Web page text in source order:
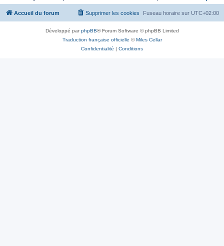
Accueil du forum Fuseau horaire sur UTC+02:00
Supprimer les cookies
Développé parphpBB® Forum Software © phpBB Limited
Traduction française officielle ©Miles Cellar
Confidentialité | Conditions